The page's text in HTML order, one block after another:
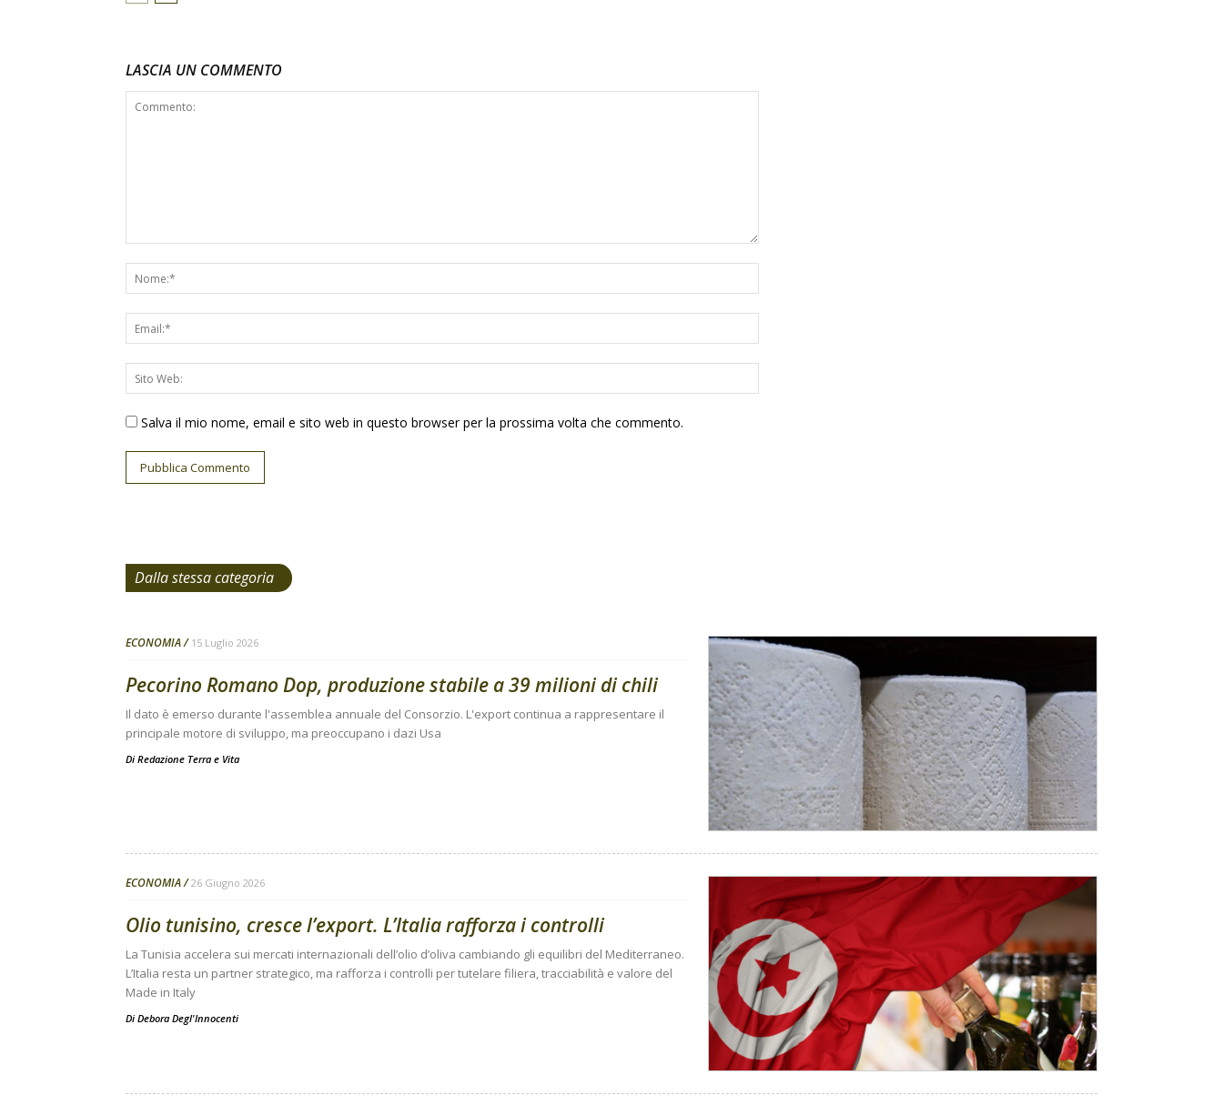
LASCIA UN COMMENTO
Salva il mio nome, email e sito web in questo browser per la prossima volta che commento.
Dalla stessa categoria
ECONOMIA 15 Luglio 2026
Pecorino Romano Dop, produzione stabile a 39 milioni di chili
Il dato è emerso durante l'assemblea annuale del Consorzio. L'export continua a rappresentare il
principale motore di sviluppo, ma preoccupano i dazi Usa
Di Redazione Terra e Vita
ECONOMIA 26 Giugno 2026
Olio tunisino, cresce l’export. L’Italia rafforza i controlli
La Tunisia accelera sui mercati internazionali dell’olio d’oliva cambiando gli equilibri del Mediterraneo.
L’Italia resta un partner strategico, ma rafforza i controlli per tutelare filiera, tracciabilità e valore del
Made in Italy
Di Debora Degl'Innocenti